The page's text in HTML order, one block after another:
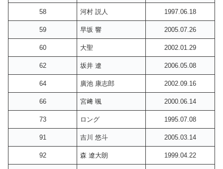
58 河村 説人 1997.06.18
59 早坂 響 2005.07.26
60 大聖 2002.01.29
62 坂井 遼 2006.05.08
64 廣池 康志郎 2002.09.16
66 宮﨑 颯 2000.06.14
73 ロング 1995.07.08
91 吉川 悠斗 2005.03.14
92 森 遼大朗 1999.04.22